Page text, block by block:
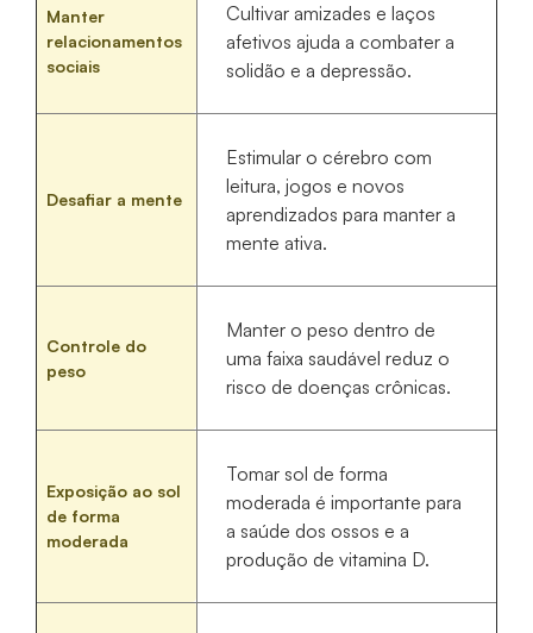
Manter
relacionamentos
sociais
Cultivar amizades e laços
afetivos ajuda a combater a
solidão e a depressão.
Desafiar a mente
Estimular o cérebro com
leitura, jogos e novos
aprendizados para manter a
mente ativa.
Controle do
peso
Manter o peso dentro de
uma faixa saudável reduz o
risco de doenças crônicas.
Exposição ao sol
de forma
moderada
Tomar sol de forma
moderada é importante para
a saúde dos ossos e a
produção de vitamina D.